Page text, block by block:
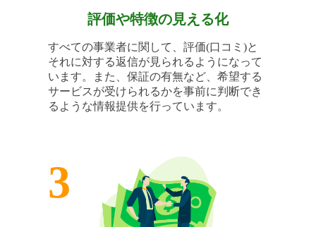
評価や特徴の見える化
すべての事業者に関して、評価(口コミ)と
それに対する返信が見られるようになって
います。また、保証の有無など、希望する
サービスが受けられるかを事前に判断でき
るような情報提供を行っています。
3